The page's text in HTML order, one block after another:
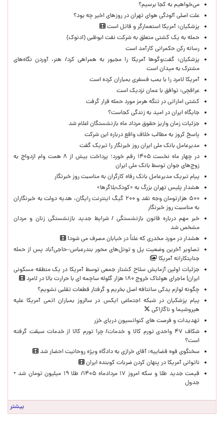
می‌خواهیم به کجا برسیم؟
علت اصلی آلودگی هوای تهران در روزهای اخیر چه بود؟
پزشکیان: آمریکا استعمارگر و قاتل است
حمله به یک کشتی متعلق به شرکت نفت ابوظبی (ادنوک)
رسانه رکن حکمرانی کارآمد است
پزشکیان: گفت‌وگوها آمریکا را مجبور به همراهی کرد/ هنر، آوردن نگاه‌های
مشترک به میدان است
آمریکا لامرد را با بمب فسفری بمباران کرده است
عراقچی: توافق با عمان نزدیک است
کشتی اماراتی در تنگه هرمز مورد حمله قرار گرفت
جایگاه ایران در امید به زندگی کجاست؟
جزئیات زمان واریز حقوق مرداد ماه بازنشستگان اعلام شد
پاسخ کروز به مطالب خلاف واقع درباره این شرکت
مدیرعامل بانک ملی ایران روز خبرنگار را تبریک گفت
در چهار ماه نخست ۱۴۰۵ رقم خورد؛ پرداخت بیش از ۸ همت وام ازدواج به
زوج‌های جوان توسط بانک ملی ایران
پیام تبریک مدیرعامل بانک رفاه کارگران به مناسبت روز خبرنگار
هشدار پلیس تهران بزرگ به «کودک‌بلاگرها»
۵۰۰ هزارتومان وجه نقد و ۲۰۰ گیگ اینترنت رایگان، هدیه دولت به خبرنگاران
به مناسبت روز خبرنگار
خبر مهم درباره قانون بازنشستگی / شرایط جدید بازنشستگی زنان و مردان
مشخص شد
هشدار در مورد مخدری که علناً در خیابان مصرف می شود!
تصاویر آخرین وضعیت پل و تونل‌های محور بندرعباس–حاجی‌آباد پس از حمله
جنایتکارانه آمریکا
جزئیات اولین آزمایش سلاح کشتار جمعی توسط آمریکا در یک منطقه مسکونی
ایران| ماجرای هولناک خروج ۱۸۰ هزار گلوله ساچمه ای با حرارت بالا در لامرد
چگونه لوازم یدکی سانتافه اصل بخریم و گرفتار قطعات تقلبی نشویم؟
پیام پزشکیان در شبکه اجتماعی ایکس در سالروز بمباران اتمی آمریکا علیه
هیروشیما و ناگازاکی
تهدیدات و فرصت های کنوانسیون دریای خزر
شکاف ۴۷ واحدی تورم کالا و خدمات/ چرا تورم کالا از خدمات سبقت گرفته
است؟
سخنگوی قوه قضاییه: آقای خرازی به دادگاه ویژه روحانیت احضار شد
ناتوانی آمریکا در پنهان کردن ضربات کوبنده ایران
قیمت جدید طلا و سکه امروز ۱۷ مردادماه ۱۴۰۵/ طلا ۱۹ میلیون تومان شد +
جدول
بیشتر